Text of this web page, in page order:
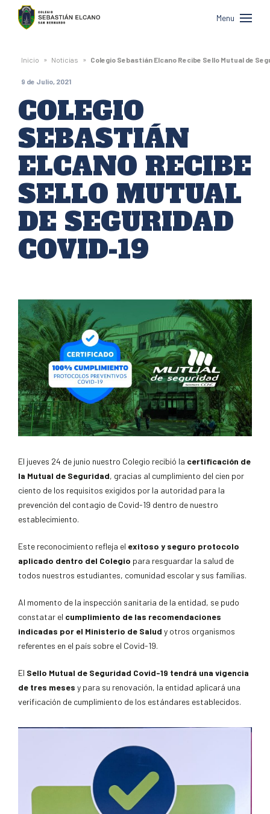
Colegio
Sebastián
Elcano
de
San
Bernardo
Menu
Inicio » Noticias » Colegio Sebastián Elcano Recibe Sello Mutual de
9 de Julio, 2021
COLEGIO
SEBASTIÁN
ELCANO RECIBE
SELLO MUTUAL
DE SEGURIDAD
COVID-19
El jueves 24 de junio nuestro Colegio recibió la certificación de
la Mutual de Seguridad, gracias al cumplimiento del cien por
ciento de los requisitos exigidos por la autoridad para la
prevención del contagio de Covid-19 dentro de nuestro
establecimiento.
Este reconocimiento refleja el exitoso y seguro protocolo
aplicado dentro del Colegio para resguardar la salud de
todos nuestros estudiantes, comunidad escolar y sus familias.
Al momento de la inspección sanitaria de la entidad, se pudo
constatar el cumplimiento de las recomendaciones
indicadas por el Ministerio de Salud y otros organismos
referentes en el país sobre el Covid-19.
El Sello Mutual de Seguridad Covid-19 tendrá una vigencia
de tres meses y para su renovación, la entidad aplicará una
verificación de cumplimiento de los estándares establecidos.